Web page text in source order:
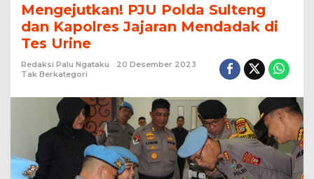
Mengejutkan! PJU Polda Sulteng
dan Kapolres Jajaran Mendadak di
Tes Urine
Redaksi Palu Ngataku
20 Desember 2023
Tak Berkategori